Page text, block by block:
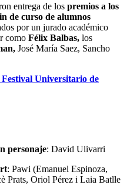
entrega de los premios a los
de curso de alumnos
por un jurado académico
como Félix Balbas, los
José María Saez, Sancho
Festival Universitario de
personaje: David Ulivarri
: Pawi (Emanuel Espinoza,
Prats, Oriol Pérez i Laia Batlle